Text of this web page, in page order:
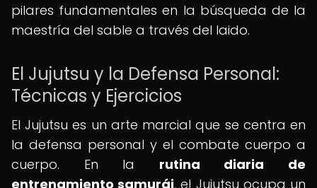
pilares fundamentales en la búsqueda de la
maestría del sable a través del Iaido.
El Jujutsu y la Defensa Personal:
Técnicas y Ejercicios
El Jujutsu es un arte marcial que se centra en
la defensa personal y el combate cuerpo a
cuerpo. En la rutina diaria de
entrenamiento samurái, el Jujutsu ocupa un